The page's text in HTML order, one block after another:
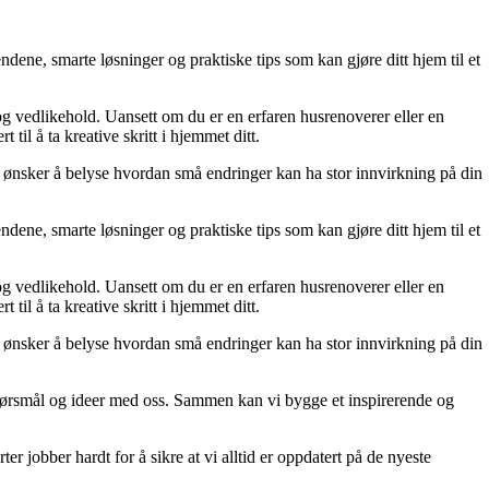
smarte løsninger og praktiske tips som kan gjøre ditt hjem til et
Uansett om du er en erfaren husrenoverer eller en
til å ta kreative skritt i hjemmet ditt.
å belyse hvordan små endringer kan ha stor innvirkning på din
smarte løsninger og praktiske tips som kan gjøre ditt hjem til et
Uansett om du er en erfaren husrenoverer eller en
til å ta kreative skritt i hjemmet ditt.
å belyse hvordan små endringer kan ha stor innvirkning på din
og ideer med oss. Sammen kan vi bygge et inspirerende og
jobber hardt for å sikre at vi alltid er oppdatert på de nyeste